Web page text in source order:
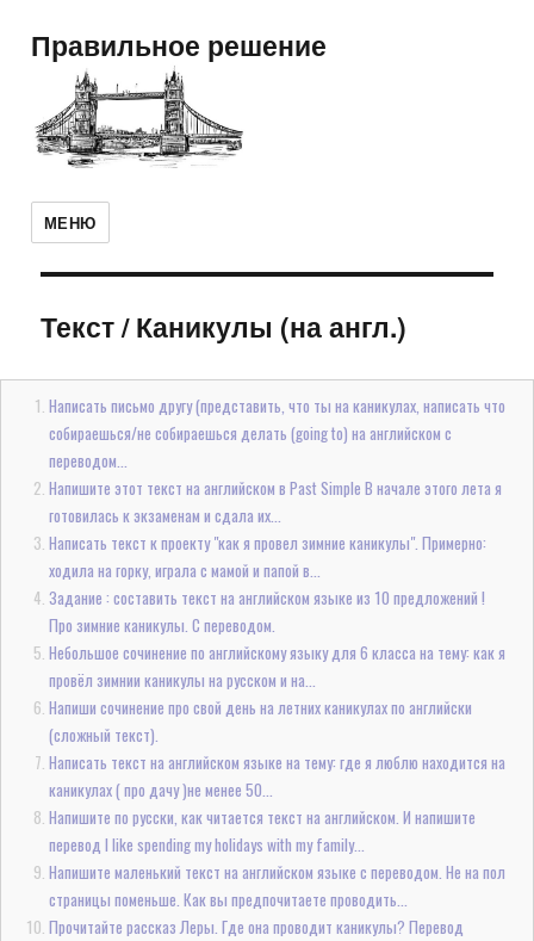
Правильное решение
МЕНЮ
Текст/Каникулы (на англ.)
Написать письмо другу (представить, что ты на каникулах, написать что
собираешься/не собираешься делать (going to) на английском с
переводом...
Напишите этот текст на английском в Past Simple В начале этого лета я
готовилась к экзаменам и сдала их...
Написать текст к проекту "как я провел зимние каникулы". Примерно:
ходила на горку, играла с мамой и папой в...
Задание : составить текст на английском языке из 10 предложений !
Про зимние каникулы. С переводом.
Небольшое сочинение по английскому языку для 6 класса на тему: как я
провёл зимнии каникулы на русском и на...
Напиши сочинение про свой день на летних каникулах по английски
(сложный текст).
Написать текст на английском языке на тему: где я люблю находится на
каникулах ( про дачу )не менее 50...
Напишите по русски, как читается текст на английском. И напишите
перевод I like spending my holidays with my family...
Напишите маленький текст на английском языке с переводом. Не на пол
страницы поменьше. Как вы предпочитаете проводить...
Прочитайте рассказ Леры. Где она проводит каникулы? Перевод